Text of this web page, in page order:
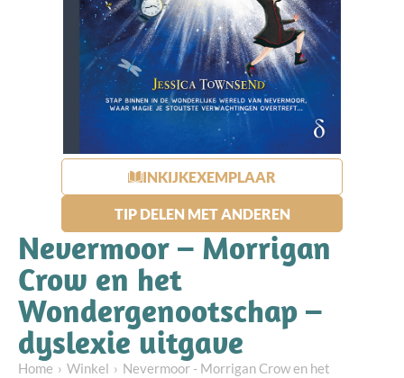
INKIJKEXEMPLAAR
TIP DELEN MET ANDEREN
Nevermoor – Morrigan
Crow en het
Wondergenootschap –
dyslexie uitgave
Home Winkel
Nevermoor - Morrigan Crow en het